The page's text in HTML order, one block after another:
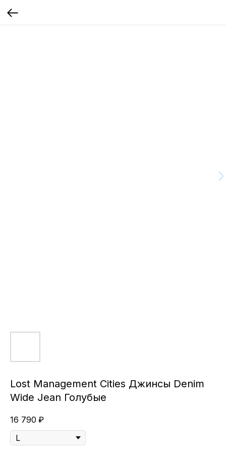
Lost Management Cities Джинсы Denim
Wide Jean Голубые
16 790 ₽